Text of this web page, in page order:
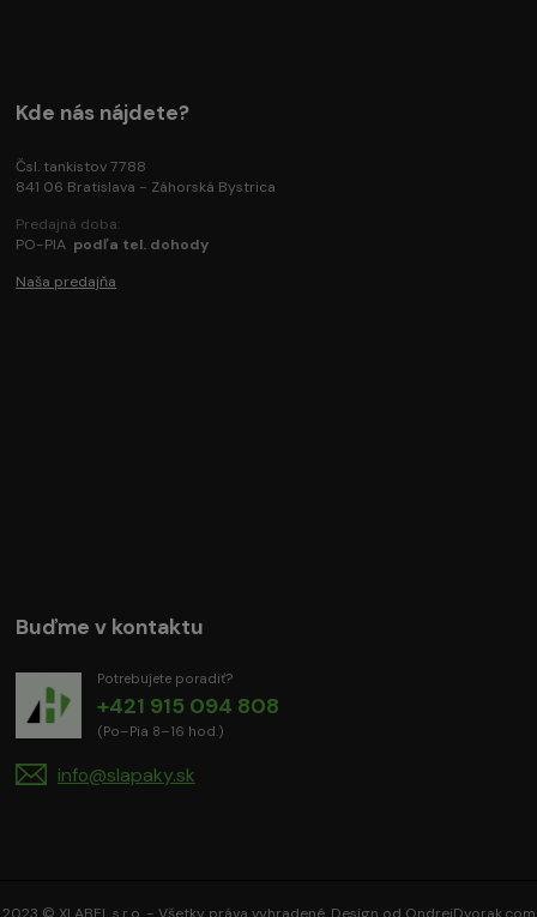
Kde nás nájdete?
Čsl. tankistov 7788
841 06 Bratislava - Záhorská Bystrica
Predajná doba:
PO-PIA podľa tel. dohody
Naša predajňa
Buďme v kontaktu
Potrebujete poradiť?
+421 915 094 808
(Po–Pia 8–16 hod.)
info@slapaky.sk